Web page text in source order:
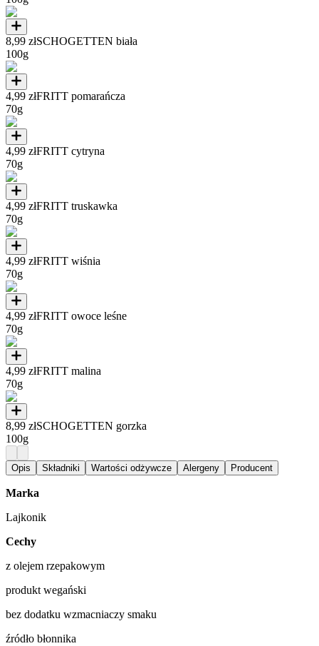
8,99 złSCHOGETTEN biała
100g
4,99 złFRITT pomarańcza
70g
4,99 złFRITT cytryna
70g
4,99 złFRITT truskawka
70g
4,99 złFRITT wiśnia
70g
4,99 złFRITT owoce leśne
70g
4,99 złFRITT malina
70g
8,99 złSCHOGETTEN gorzka
100g
Opis Składniki Wartości odżywcze Alergeny Producent
Marka
Lajkonik
Cechy
z olejem rzepakowym
produkt wegański
bez dodatku wzmacniaczy smaku
źródło błonnika